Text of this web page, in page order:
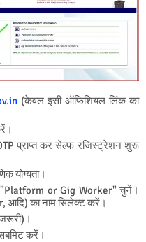
(केवल इसी ऑफिशियल लिंक का
प्राप्त कर सेल्फ रजिस्ट्रेशन शुरू
योग्यता।
"Platform or Gig Worker" चुनें।
आदि) का नाम सिलेक्ट करें।
करें।